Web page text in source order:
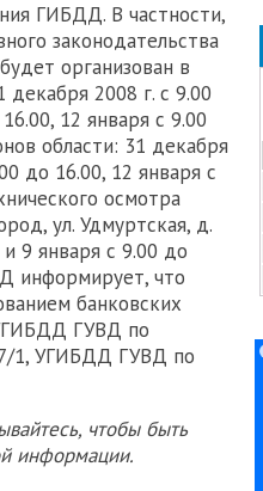
ГИБДД. В частности,
законодательства
организован в
2008 г. с 9.00
12 января с 9.00
области: 31 декабря
до 16.00, 12 января с
осмотра
ул. Удмуртская, д.
9 января с 9.00 до
информирует, что
банковских
ГУВД по
1, УГИБДД ГУВД по
чтобы быть
информации.